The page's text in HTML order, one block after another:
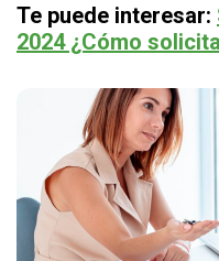
Te puede interesar:
2024 ¿Cómo